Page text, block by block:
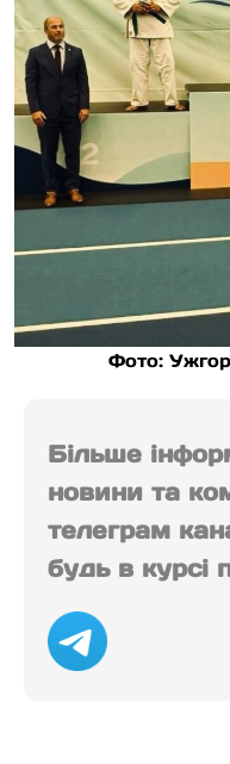
Фото:
Більше
новини та
телеграм
будь в курсі